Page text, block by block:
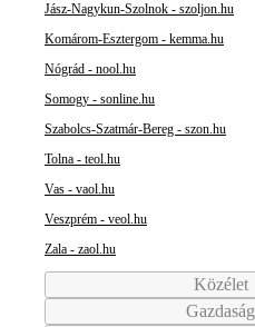
Jász-Nagykun-Szolnok - szoljon.hu
Komárom-Esztergom - kemma.hu
Nógrád - nool.hu
Somogy - sonline.hu
Szabolcs-Szatmár-Bereg - szon.hu
Tolna - teol.hu
Vas - vaol.hu
Veszprém - veol.hu
Zala - zaol.hu
Közélet
Gazdaság